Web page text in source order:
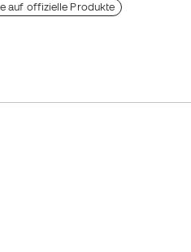
auf offizielle Produkte